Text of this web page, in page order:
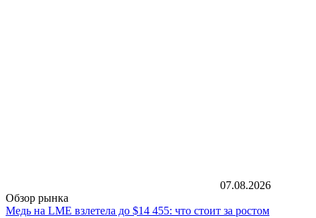
07.08.2026
Обзор рынка
Медь на LME взлетела до $14 455: что стоит за ростом